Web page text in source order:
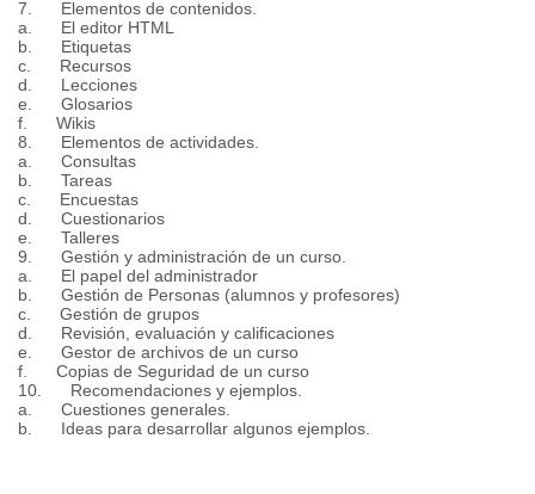
7. Elementos de contenidos.
a. El editor HTML
b. Etiquetas
c. Recursos
d. Lecciones
e. Glosarios
f. Wikis
8. Elementos de actividades.
a. Consultas
b. Tareas
c. Encuestas
d. Cuestionarios
e. Talleres
9. Gestión y administración de un curso.
a. El papel del administrador
b. Gestión de Personas (alumnos y profesores)
c. Gestión de grupos
d. Revisión, evaluación y calificaciones
e. Gestor de archivos de un curso
f. Copias de Seguridad de un curso
10. Recomendaciones y ejemplos.
a. Cuestiones generales.
b. Ideas para desarrollar algunos ejemplos.